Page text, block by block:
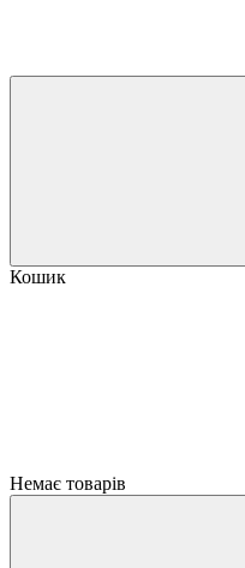
Кошик
Немає товарів